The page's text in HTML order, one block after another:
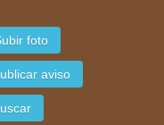
foto
aviso